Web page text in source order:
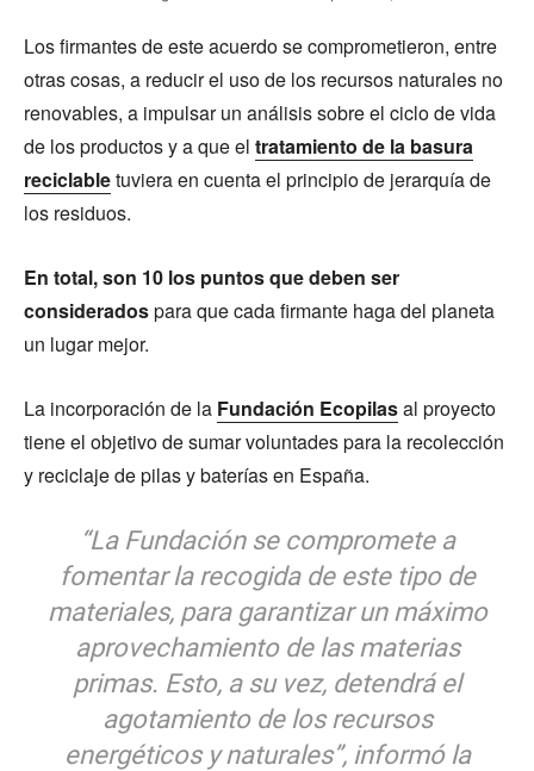
Los firmantes de este acuerdo se comprometieron, entre
otras cosas, a reducir el uso de los recursos naturales no
renovables, a impulsar un análisis sobre el ciclo de vida
de los productos y a que el tratamiento de la basura
reciclabletuviera en cuenta el principio de jerarquía de
los residuos.
En total, son 10 los puntos que deben ser
consideradospara que cada firmante haga del planeta
un lugar mejor.
La incorporación de la Fundación Ecopilasal proyecto
tiene el objetivo de sumar voluntades para la recolección
y reciclaje de pilas y baterías en España.
“La Fundación se compromete a
fomentar la recogida de este tipo de
materiales, para garantizar un máximo
aprovechamiento de las materias
primas. Esto, a su vez, detendrá el
agotamiento de los recursos
energéticos y naturales”, informó la